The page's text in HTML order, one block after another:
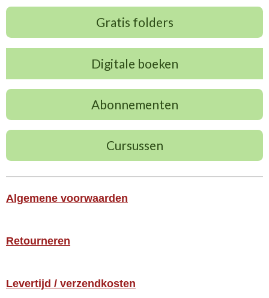
Gratis folders
Digitale boeken
Abonnementen
Cursussen
Algemene voorwaarden
Retourneren
Levertijd / verzendkosten